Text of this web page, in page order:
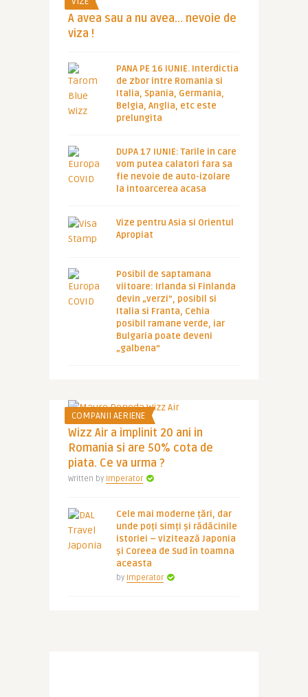
A avea sau a nu avea… nevoie de
viza !
PANA PE 16 IUNIE. Interdictia
de zbor intre Romania si
Italia, Spania, Germania,
Belgia, Anglia, etc este
prelungita
DUPA 17 IUNIE: Tarile in care
vom putea calatori fara sa
fie nevoie de auto-izolare
la intoarcerea acasa
Vize pentru Asia si Orientul
Apropiat
Posibil de saptamana
viitoare: Irlanda si Finlanda
devin „verzi”, posibil si
Italia si Franta, Cehia
posibil ramane verde, iar
Bulgaria poate deveni
„galbena”
COMPANII AERIENE
Wizz Air a implinit 20 ani in
Romania si are 50% cota de
piata. Ce va urma ?
Written by Imperator
Cele mai moderne țări, dar
unde poți simți și rădăcinile
istoriei – vizitează Japonia
și Coreea de Sud în toamna
aceasta
by Imperator